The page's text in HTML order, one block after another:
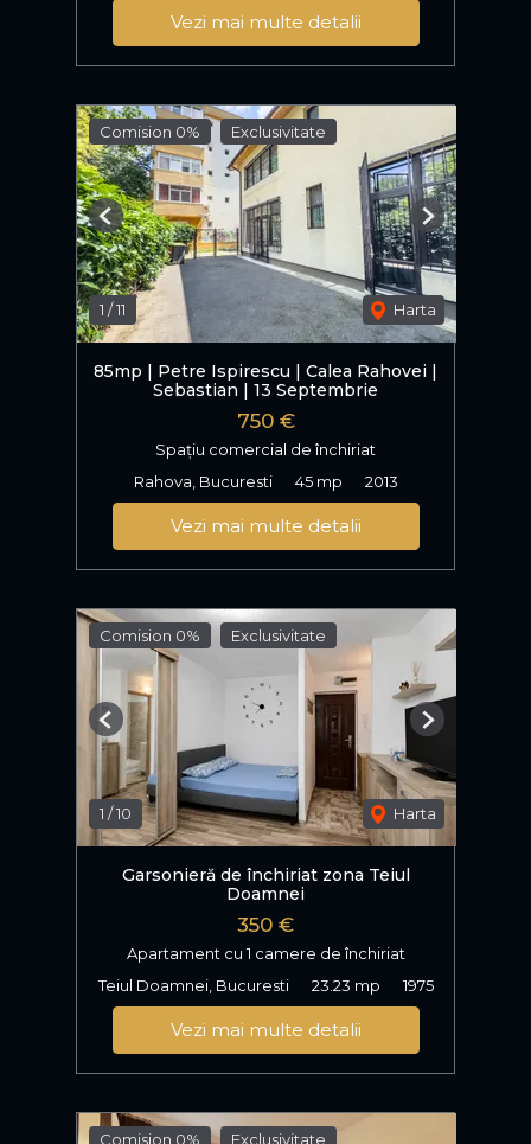
Vezi mai multe detalii
Comision 0% Exclusivitate
1 /11 Harta
Previous Next
85mp | Petre Ispirescu | Calea Rahovei |
Sebastian | 13 Septembrie
750 €
Spațiu comercial de închiriat
Rahova, Bucuresti
45 mp 2013
Vezi mai multe detalii
Comision 0% Exclusivitate
1 /10 Harta
Previous Next
Garsonieră de închiriat zona Teiul
Doamnei
350 €
Apartament cu 1 camere de închiriat
Teiul Doamnei, Bucuresti
23.23 mp 1975
Vezi mai multe detalii
Comision 0% Exclusivitate